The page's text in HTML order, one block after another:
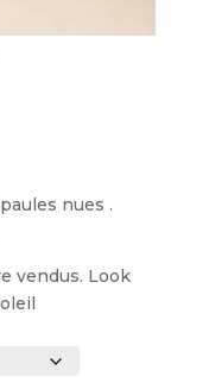
nues .
vendus. Look